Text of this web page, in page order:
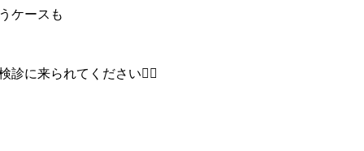
ケースも
診に来られてください🙇‍♀️